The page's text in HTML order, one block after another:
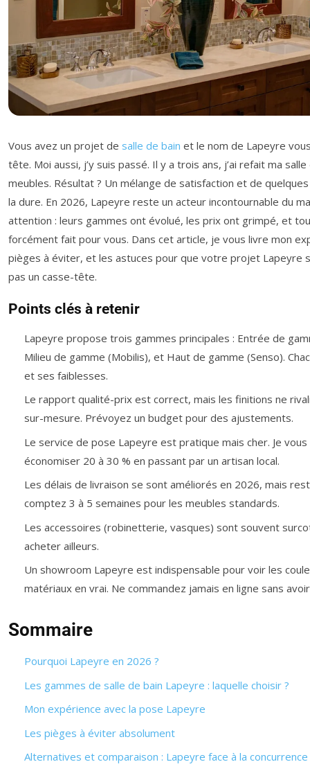
Vous avez un projet de salle de bain et le nom de Lapeyre
tête. Moi aussi, j’y suis passé. Il y a trois ans, j’ai refait ma salle
meubles. Résultat ? Un mélange de satisfaction et de
la dure. En 2026, Lapeyre reste un acteur incontournable du
attention : leurs gammes ont évolué, les prix ont grimpé, et
forcément fait pour vous. Dans cet article, je vous livre mon
pièges à éviter, et les astuces pour que votre projet Lapeyre
pas un casse-tête.
Points clés à retenir
Lapeyre propose trois gammes principales : Entrée de
Milieu de gamme (Mobilis), et Haut de gamme (Senso).
et ses faiblesses.
Le rapport qualité-prix est correct, mais les finitions ne
sur-mesure. Prévoyez un budget pour des ajustements.
Le service de pose Lapeyre est pratique mais cher. Je
économiser 20 à 30 % en passant par un artisan local.
Les délais de livraison se sont améliorés en 2026, mais
comptez 3 à 5 semaines pour les meubles standards.
Les accessoires (robinetterie, vasques) sont souvent
acheter ailleurs.
Un showroom Lapeyre est indispensable pour voir les
matériaux en vrai. Ne commandez jamais en ligne sans
Sommaire
Pourquoi Lapeyre en 2026 ?
Les gammes de salle de bain Lapeyre : laquelle choisir ?
Mon expérience avec la pose Lapeyre
Les pièges à éviter absolument
Alternatives et comparaison : Lapeyre face à la concurrence